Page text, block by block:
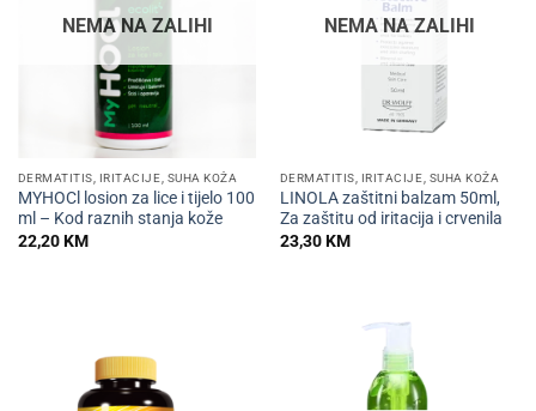
NEMA NA ZALIHI
DERMATITIS, IRITACIJE, SUHA KOŽA
MYHOCl losion za lice i tijelo 100
ml – Kod raznih stanja kože
22,20KM
NEMA NA ZALIHI
DERMATITIS, IRITACIJE, SUHA KOŽA
LINOLA zaštitni balzam 50ml,
Za zaštitu od iritacija i crvenila
23,30KM